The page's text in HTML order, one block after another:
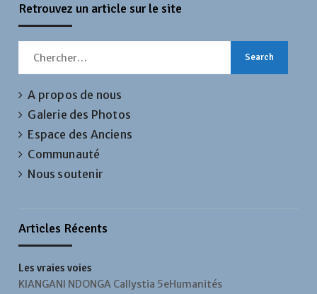
Retrouvez un article sur le site
Search
A propos de nous
Galerie des Photos
Espace des Anciens
Communauté
Nous soutenir
Articles Récents
Les vraies voies
KIANGANI NDONGA Callystia 5eHumanités